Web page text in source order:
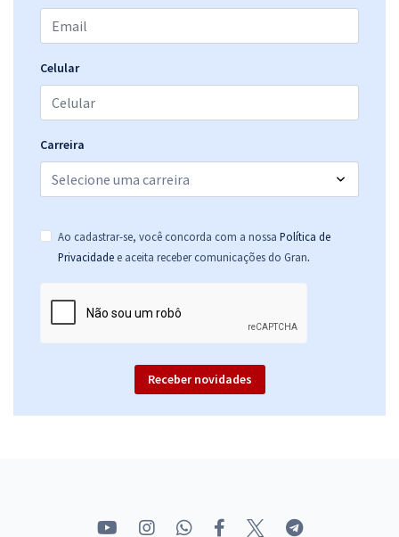
Celular
Carreira
Ao cadastrar-se, você concorda com a nossa Política de
Privacidade e aceita receber comunicações do Gran.
Receber novidades